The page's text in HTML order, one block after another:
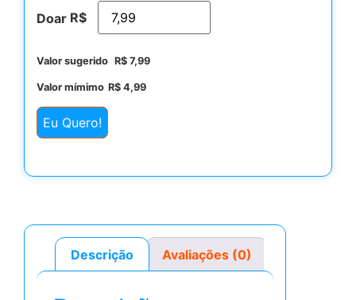
Doar R$
Valor sugerido R$ 7,99
Valor mímimo R$ 4,99
Eu Quero!
Descrição Avaliações (0)